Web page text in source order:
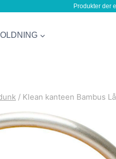
Produkter der
/ Klean kanteen Bambus